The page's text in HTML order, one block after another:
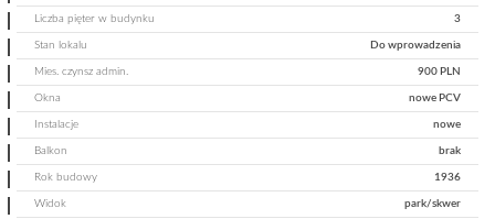
Liczba pięter w budynku 3
Stan lokalu Do wprowadzenia
Mies. czynsz admin. 900 PLN
Okna nowe PCV
Instalacje nowe
Balkon brak
Rok budowy 1936
Widok park/skwer